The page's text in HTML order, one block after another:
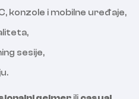
konzole i mobilne uređaje,
sesije,